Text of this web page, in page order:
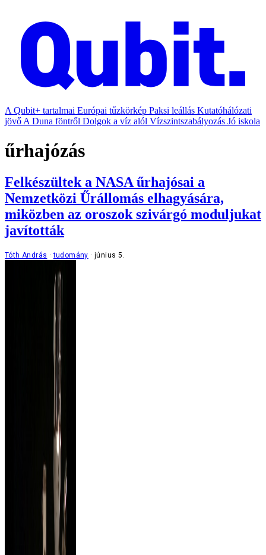
A Qubit+ tartalmai Európai tűzkörkép Paksi leállás Kutatóhálózati
jövő A Duna föntről Dolgok a víz alól Vízszintszabályozás Jó iskola
űrhajózás
Felkészültek a NASA űrhajósai a
Nemzetközi Űrállomás elhagyására,
miközben az oroszok szivárgó moduljukat
javították
Tóth András tudomány június 5.